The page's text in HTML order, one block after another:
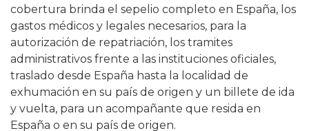
cobertura brinda el sepelio completo en España, los
gastos médicos y legales necesarios, para la
autorización de repatriación, los tramites
administrativos frente a las instituciones oficiales,
traslado desde España hasta la localidad de
exhumación en su país de origen y un billete de ida
y vuelta, para un acompañante que resida en
España o en su país de origen.